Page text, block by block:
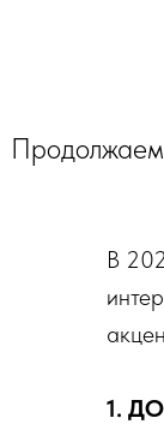
Продолжаем
В
1.